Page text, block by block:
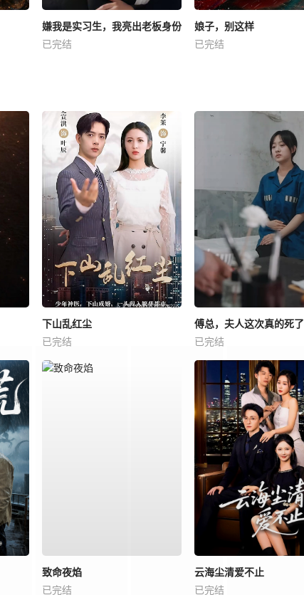
嫌我是实习生，我亮出老板身份
已完结
娘子，别这样
已完结
下山乱红尘
已完结
傅总，夫人这次真的死了
已完结
致命夜焰
已完结
云海尘清爱不止
已完结